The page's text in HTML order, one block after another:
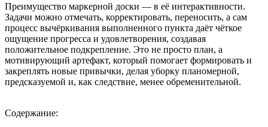
Преимущество маркерной доски — в её интерактивности.
Задачи можно отмечать, корректировать, переносить, а сам
процесс вычёркивания выполненного пункта даёт чёткое
ощущение прогресса и удовлетворения, создавая
положительное подкрепление. Это не просто план, а
мотивирующий артефакт, который помогает формировать и
закреплять новые привычки, делая уборку планомерной,
предсказуемой и, как следствие, менее обременительной.
Содержание: